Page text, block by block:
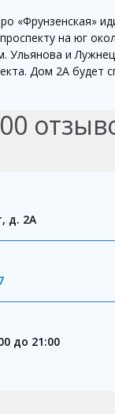
«Фрунзенская»
на юг
Ульянова и
Дом 2А будет
д. 2А
до 21:00